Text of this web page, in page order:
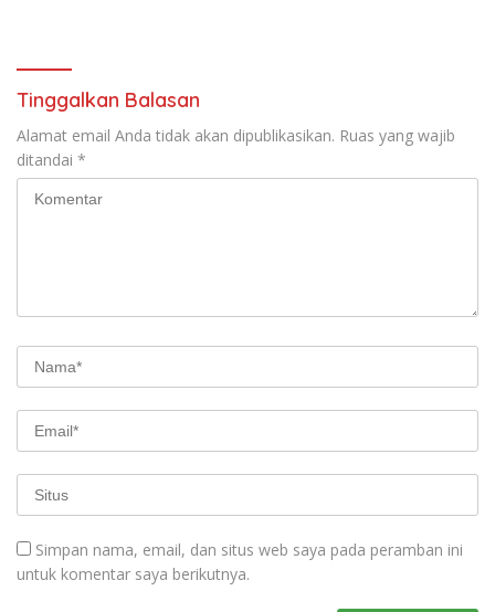
Tinggalkan Balasan
Alamat email Anda tidak akan dipublikasikan. Ruas yang wajib
ditandai *
Simpan nama, email, dan situs web saya pada peramban ini
untuk komentar saya berikutnya.